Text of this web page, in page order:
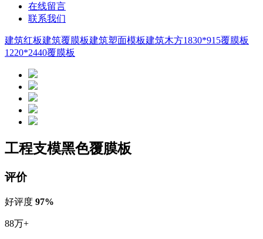
在线留言
联系我们
建筑红板建筑覆膜板建筑塑面模板建筑木方1830*915覆膜板
1220*2440覆膜板
工程支模黑色覆膜板
评价
好评度 97%
88万+